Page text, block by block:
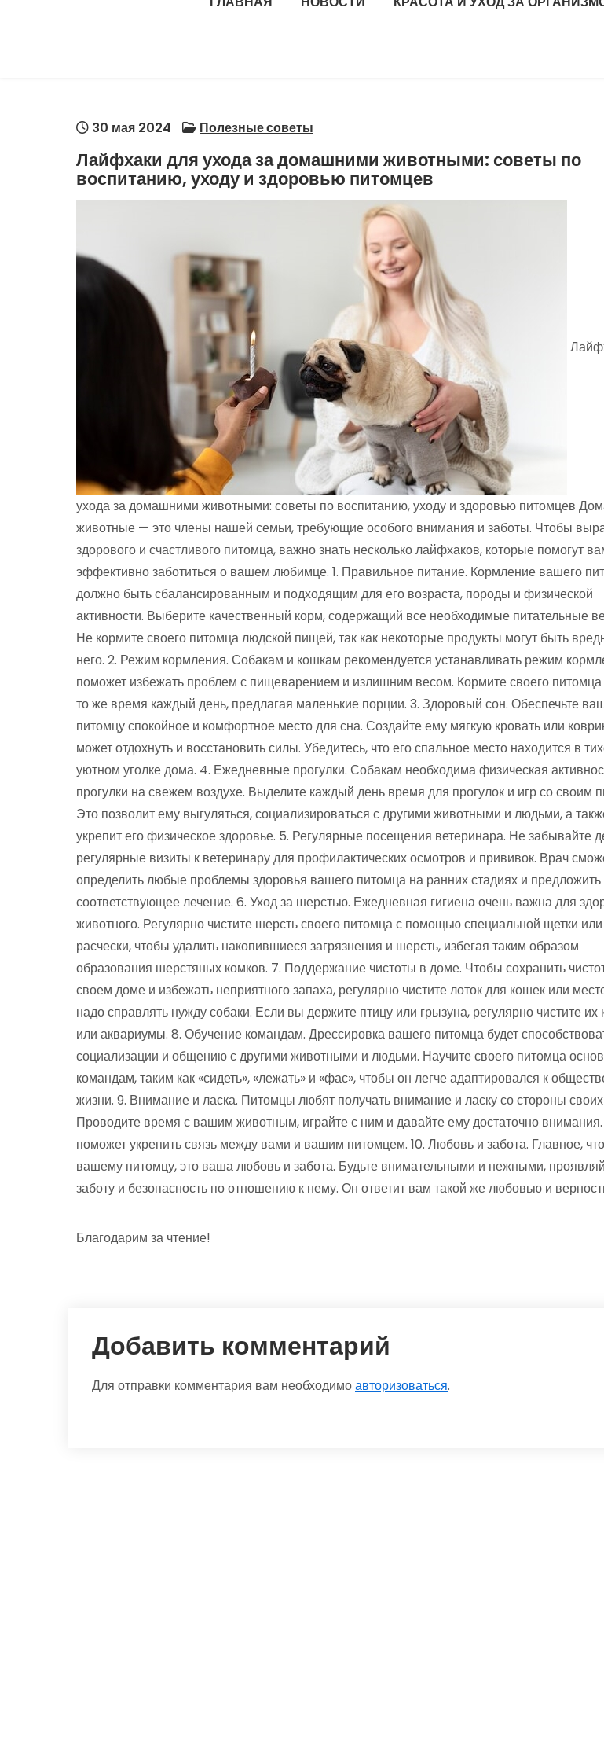
30 мая 2024 Полезные советы
Лайфхаки для ухода за домашними животными: советы по
воспитанию, уходу и здоровью питомцев
ухода за домашними животными: советы по воспитанию, уходу и здоровью питомцев
животные — это члены нашей семьи, требующие особого внимания и заботы. Чтобы
здорового и счастливого питомца, важно знать несколько лайфхаков, которые помогут
эффективно заботиться о вашем любимце. 1. Правильное питание. Кормление вашего
должно быть сбалансированным и подходящим для его возраста, породы и физической
активности. Выберите качественный корм, содержащий все необходимые питательные
Не кормите своего питомца людской пищей, так как некоторые продукты могут быть
него. 2. Режим кормления. Собакам и кошкам рекомендуется устанавливать режим
поможет избежать проблем с пищеварением и излишним весом. Кормите своего
то же время каждый день, предлагая маленькие порции. 3. Здоровый сон. Обеспечьте
питомцу спокойное и комфортное место для сна. Создайте ему мягкую кровать или
может отдохнуть и восстановить силы. Убедитесь, что его спальное место находится в
уютном уголке дома. 4. Ежедневные прогулки. Собакам необходима физическая
прогулки на свежем воздухе. Выделите каждый день время для прогулок и игр со своим
Это позволит ему выгуляться, социализироваться с другими животными и людьми, а
укрепит его физическое здоровье. 5. Регулярные посещения ветеринара. Не забывайте
регулярные визиты к ветеринару для профилактических осмотров и прививок. Врач
определить любые проблемы здоровья вашего питомца на ранних стадиях и предложить
соответствующее лечение. 6. Уход за шерстью. Ежедневная гигиена очень важна для
животного. Регулярно чистите шерсть своего питомца с помощью специальной щетки или
расчески, чтобы удалить накопившиеся загрязнения и шерсть, избегая таким образом
образования шерстяных комков. 7. Поддержание чистоты в доме. Чтобы сохранить
своем доме и избежать неприятного запаха, регулярно чистите лоток для кошек или
надо справлять нужду собаки. Если вы держите птицу или грызуна, регулярно чистите их
или аквариумы. 8. Обучение командам. Дрессировка вашего питомца будет
социализации и общению с другими животными и людьми. Научите своего питомца
командам, таким как «сидеть», «лежать» и «фас», чтобы он легче адаптировался к
жизни. 9. Внимание и ласка. Питомцы любят получать внимание и ласку со стороны своих
Проводите время с вашим животным, играйте с ним и давайте ему достаточно
поможет укрепить связь между вами и вашим питомцем. 10. Любовь и забота. Главное,
вашему питомцу, это ваша любовь и забота. Будьте внимательными и нежными,
заботу и безопасность по отношению к нему. Он ответит вам такой же любовью и
Благодарим за чтение!
Добавить комментарий
Для отправки комментария вам необходимоавторизоваться.